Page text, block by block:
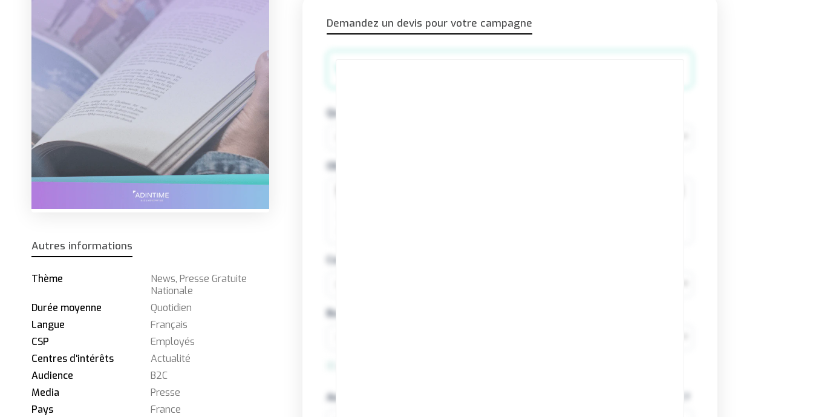
Autres informations
Thème
News, Presse Gratuite
Nationale
Durée moyenne
Quotidien
Langue
Français
CSP
Employés
Centres d'intérêts
Actualité
Audience
B2C
Media
Presse
Pays
France
Demandez un devis pour votre campagne
Quand souhaitez vous communiquer
Objectif(s)
Contexte de votre demande
Budget
Avez-vous d'autres précisions (contexte, objectifs spécifiques, contraintes) ?